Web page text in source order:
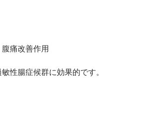
痛改善作用
性腸症候群に効果的です。